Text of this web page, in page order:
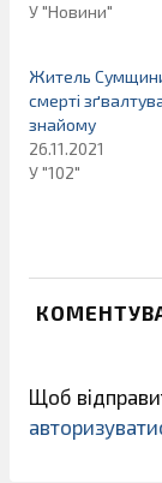
У "Новини"
Житель
смерті
знайому
26.11.2021
У "102"
Щоб